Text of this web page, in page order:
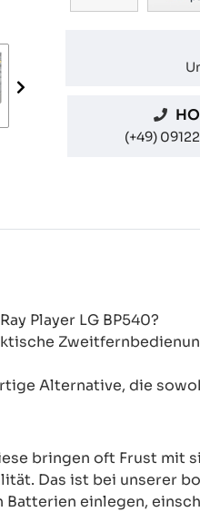
(+49)
Player LG BP540?
Alternative, die
bringen oft Frust mit
Das ist bei unserer
einlegen,